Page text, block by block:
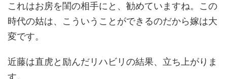
これはお房を閨の相手にと、勧めていますね。この
時代の姑は、こういうことができるのだから嫁は大
変です。
近藤は直虎と励んだリハビリの結果、立ち上がりま
す。